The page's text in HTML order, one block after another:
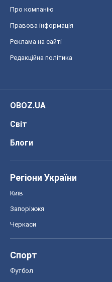
Про компанію
Правова інформація
Реклама на сайті
Редакційна політика
OBOZ.UA
Світ
Блоги
Регіони України
Київ
Запоріжжя
Черкаси
Спорт
Футбол